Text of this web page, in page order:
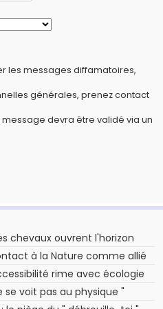
les messages diffamatoires,
générales, prenez contact
devra être validé via un
chevaux ouvrent l'horizon
à la Nature comme allié
rime avec écologie
se voit pas au physique "